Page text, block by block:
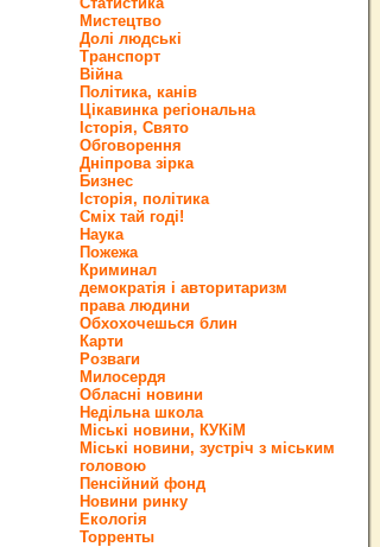
Мистецтво
Долі людські
Транспорт
Війна
Політика, канів
Цікавинка регіональна
Історія, Свято
Обговорення
Дніпрова зірка
Бизнес
Історія, політика
Сміх тай годі!
Наука
Пожежа
Криминал
демократія і авторитаризм
права людини
Обхохочешься блин
Карти
Розваги
Милосердя
Обласні новини
Недільна школа
Міські новини, КУКіМ
Міські новини, зустріч з міським
головою
Пенсійний фонд
Новини ринку
Екологія
Торренты